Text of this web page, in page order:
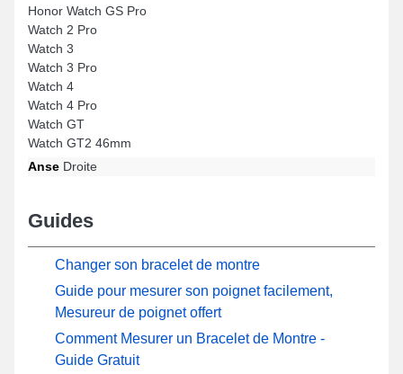
Honor Watch GS Pro
Watch 2 Pro
Watch 3
Watch 3 Pro
Watch 4
Watch 4 Pro
Watch GT
Watch GT2 46mm
Anse Droite
Guides
Changer son bracelet de montre
Guide pour mesurer son poignet facilement,
Mesureur de poignet offert
Comment Mesurer un Bracelet de Montre -
Guide Gratuit